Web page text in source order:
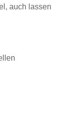
auch lassen